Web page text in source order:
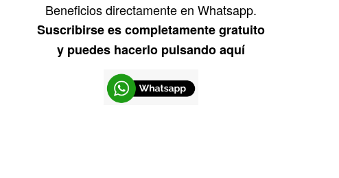
Beneficios directamente en Whatsapp.
Suscribirse es completamente gratuito
y puedes hacerlo pulsando aquí